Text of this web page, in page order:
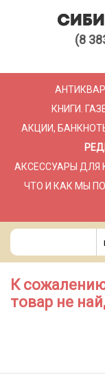
(8
КНИГИ.
АКЦИИ,
АКСЕССУАРЫ ДЛЯ
ЧТО И КАК МЫ
К
товар не